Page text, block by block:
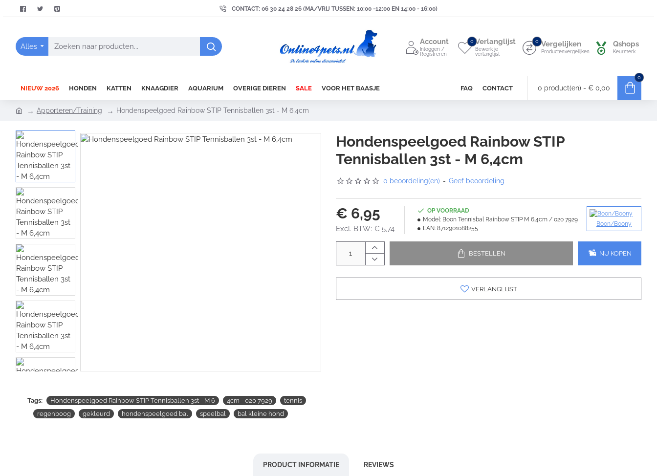
CONTACT: 06 30 24 28 26 (MA/VRIJ TUSSEN: 10:00 -12:00 EN 14:00 - 16:00)
Alles
Zoeken
Account
Inloggen /
Registreren
Verlanglijst
Bewerk je
verlanglijst
0 Vergelijken
Productenvergelijken
0 Qshops
Keurmerk
NIEUW 2026 HONDEN KATTEN KNAAGDIER AQUARIUM OVERIGE DIEREN SALE VOOR HET BAASJE FAQ CONTACT 0 product(en) - € 0,00
0
m
e
Apporteren/Training Hondenspeelgoed Rainbow STIP Tennisballen 3st - M 6,4cm
Tags: Hondenspeelgoed Rainbow STIP Tennisballen 3st - M 6 4cm - 020 7929
tennis
regenboog
gekleurd hondenspeelgoed bal speelbal bal kleine hond
Hondenspeelgoed Rainbow STIP
Tennisballen 3st - M 6,4cm
0 beoordeling(en) - Geef beoordeling
€ 6,95
Excl. BTW: € 5,74
OP VOORRAAD
Model: Boon Tennisbal Rainbow STIP M 6.4cm / 020 7929
EAN: 8712901088255
Boon/Boony
BESTELLEN NU KOPEN
VERLANGLIJST
PRODUCT INFORMATIE REVIEWS